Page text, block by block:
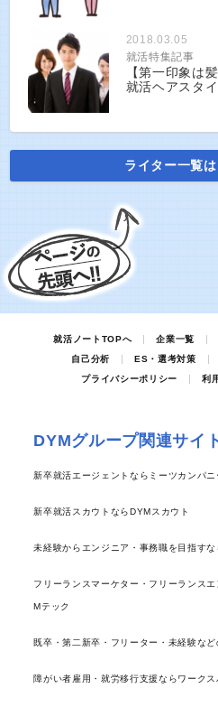
2018.03.05
就活特集記事
【第一印象は
就活ヘアスタ
ライター一覧
就活ノートTOPへ 企業一覧
自己分析
ES・選考対策
プライバシーポリシー
利
DYMグループ関連サイ
新卒就活エージェントならミーツカンパニ
新卒就活スカウトならDYMスカウト
未経験からエンジニア・事務職を目指す
フリーランスマーケター・フリーランス
Mテック
既卒・第二新卒・フリーター・未経験な
障がい者雇用・就労移行支援ならワークス